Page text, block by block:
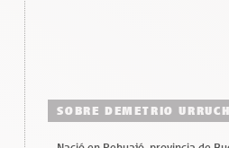
SOBRE DEMETRIO